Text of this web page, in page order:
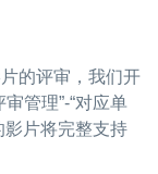
的评审，我们开
管理”-“对应单
影片将完整支持